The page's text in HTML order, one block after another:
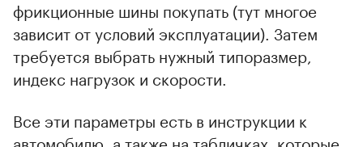
фрикционные шины покупать (тут многое
зависит от условий эксплуатации). Затем
требуется выбрать нужный типоразмер,
индекс нагрузок и скорости.
Все эти параметры есть в инструкции к